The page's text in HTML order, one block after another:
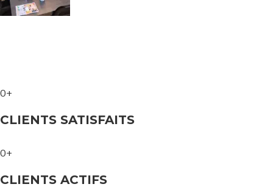
0+
CLIENTS SATISFAITS
0+
CLIENTS ACTIFS